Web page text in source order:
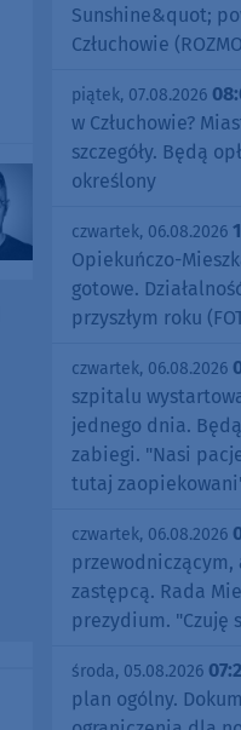
Sunshine&quot;
Człuchowie
piątek, 07.08.2026
w Człuchowie?
szczegóły. Będą
określony
czwartek, 06.08.2026
Opiekuńczo-
gotowe.
przyszłym roku
czwartek, 06.08.2026
szpitalu
jednego dnia.
zabiegi. "Nasi
tutaj
czwartek, 06.08.2026
przewodniczącym,
zastępcą. Rada
prezydium. "Czuję
środa, 05.08.2026
plan ogólny.